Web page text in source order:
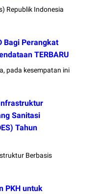
Republik Indonesia
Bagi Perangkat
TERBARU
pada kesempatan ini
Sanitasi
Tahun
Berbasis
PKH untuk